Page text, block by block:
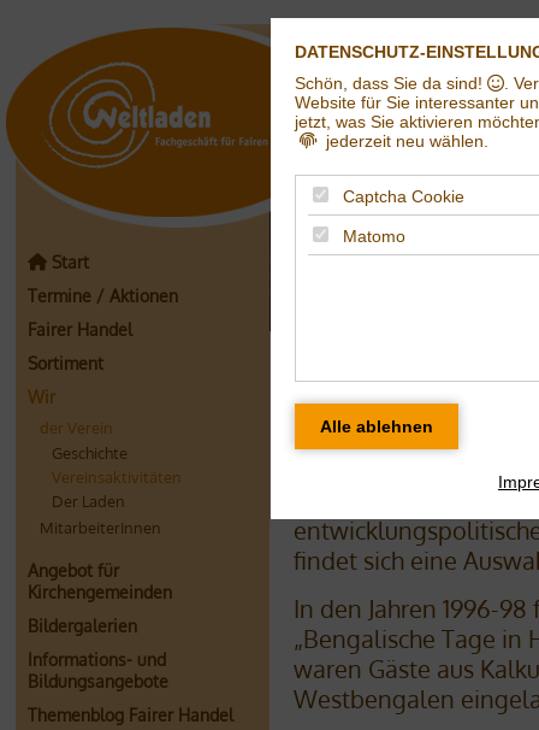
Start
Termine / Aktionen
Fairer Handel
Sortiment
Wir
der Verein
Geschichte
Vereinsaktivitäten
Der Laden
MitarbeiterInnen
Angebot für
Kirchengemeinden
Bildergalerien
Informations- und
Bildungsangebote
Themenblog Fairer Handel
Weltladen in
Zurzeit besteht der
Fördermitgliedern.
Der Eine Welt e.V.
findet sich eine
In den Jahren 1996-
„Bengalische Tage in
waren Gäste aus
Westbengalen
DATENSCHUTZ-
Schön, dass Sie da sind!
.
Website für Sie interessanter
jetzt, was Sie aktivieren
jederzeit neu wählen.
Captcha Cookie
Matomo